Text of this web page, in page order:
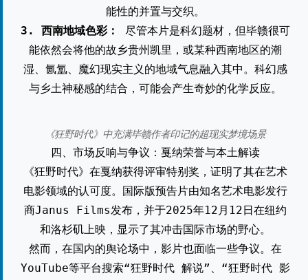
能性的并置与交织。
3. 西南地域色彩：
尽管本片是科幻题材，但毕赣很可
能依然会将他的故乡贵州凯里，或某种西南地区的潮
湿、氤氲、魔幻现实主义的地域气息融入其中。科幻感
与乡土神秘感的结合，可能会产生奇妙的化学反应。
《狂野时代》中充满毕赣作者印记的超现实梦境场景
四、市场反响与争议：戛纳荣誉与本土解读
《狂野时代》在戛纳获得评审特别奖，证明了其在艺术
电影领域的认可度。国际版预告片由知名艺术电影发行
商Janus Films发布，并于2025年12月12日在纽约
和洛杉矶上映，显示了其冲击国际市场的野心。
然而，在国内的舆论场中，影片也面临一些争议。在
YouTube等平台搜索“狂野时代 解说”、“狂野时代 影